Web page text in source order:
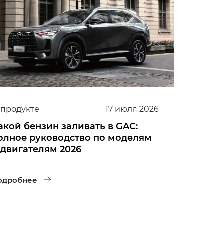
17 июля 2026
бензин заливать в GAC:
руководство по моделям
2026